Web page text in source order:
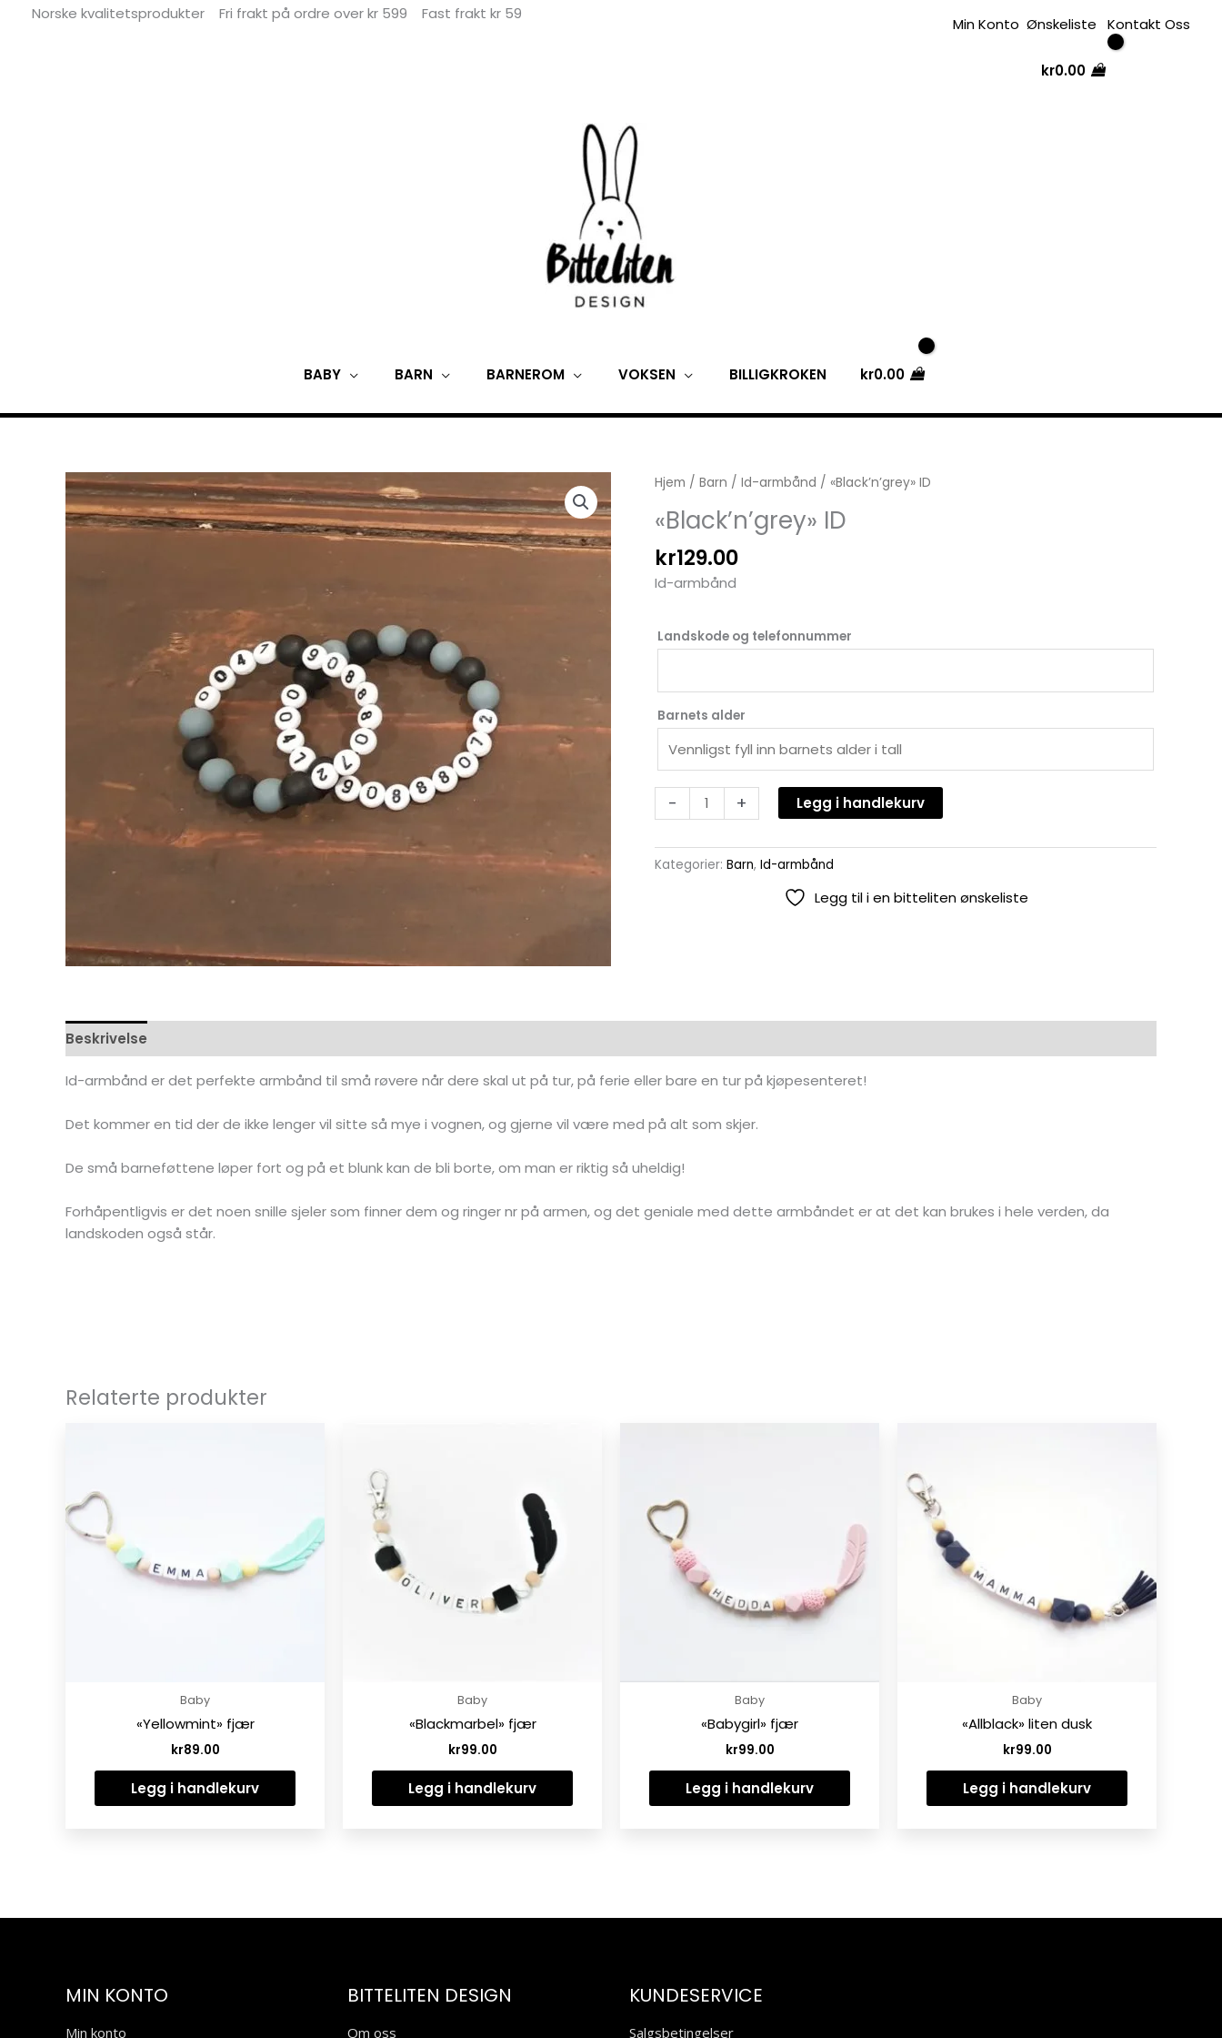
HoppNorske kvalitetsprodukter Fri frakt på ordre over kr 599 Fast frakt kr 59
Min Konto Ønskeliste Kontakt Oss
kr0.00
BABY BARN BARNEROM VOKSEN BILLIGKROKEN kr0.00
Hjem / Barn / Id-armbånd / «Black’n’grey» ID
«Black’n’grey» ID
kr129.00
Id-armbånd
Landskode og telefonnummer
Barnets alder
-
"Black'n'grey"
antall
+ Legg i handlekurv
Kategorier: Barn, Id-armbånd
Legg til i en bitteliten ønskeliste
Beskrivelse
Id-armbånd er det perfekte armbånd til små røvere når dere skal ut på tur, på ferie eller bare en tur på kjøpesenteret!
Det kommer en tid der de ikke lenger vil sitte så mye i vognen, og gjerne vil være med på alt som skjer.
De små barneføttene løper fort og på et blunk kan de bli borte, om man er riktig så uheldig!
Forhåpentligvis er det noen snille sjeler som finner dem og ringer nr på armen, og det geniale med dette armbåndet er at det kan brukes i hele verden, da
landskoden også står.
Relaterte produkter
Baby
«Yellowmint» fjær
kr89.00
Legg i handlekurv
Baby
«Blackmarbel» fjær
kr99.00
Legg i handlekurv
Baby
«Babygirl» fjær
kr99.00
Legg i handlekurv
Baby
«Allblack» liten dusk
kr99.00
Legg i handlekurv
MIN KONTO
Min konto
BITTELITEN DESIGN
Om oss
KUNDESERVICE
Salgsbetingelser